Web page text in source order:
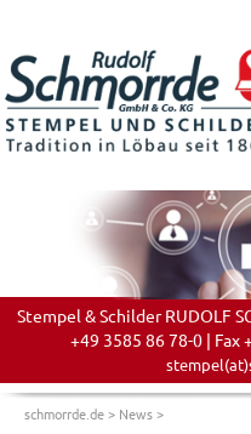
Stempel & Schilder RUDOLF
+49 3585 86 78-0 | Fax
schmorrde.de> News>